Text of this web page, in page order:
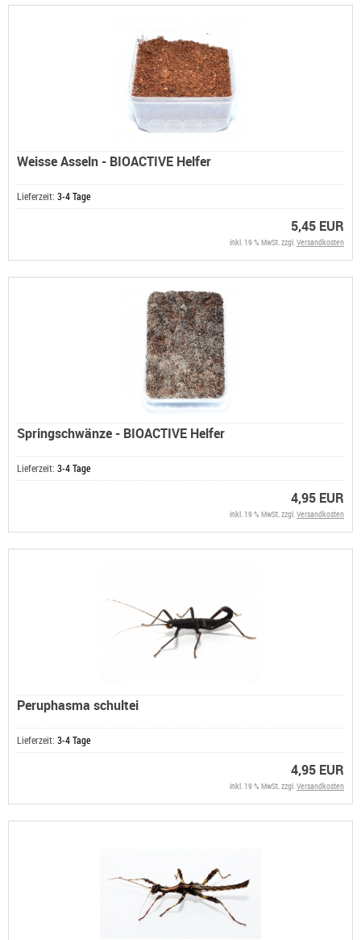
Weisse Asseln - BIOACTIVE Helfer
Lieferzeit: 3-4 Tage
5,45 EUR
inkl. 19 % MwSt. zzgl.Versandkosten
Springschwänze - BIOACTIVE Helfer
Lieferzeit: 3-4 Tage
4,95 EUR
inkl. 19 % MwSt. zzgl.Versandkosten
Peruphasma schultei
Lieferzeit: 3-4 Tage
4,95 EUR
inkl. 19 % MwSt. zzgl.Versandkosten